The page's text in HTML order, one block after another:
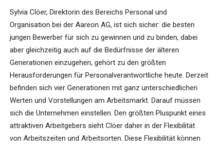
Sylvia Clöer, Direktorin des Bereichs Personal und
Organisation bei der Aareon AG, ist sich sicher: die besten
jungen Bewerber für sich zu gewinnen und zu binden, dabei
aber gleichzeitig auch auf die Bedürfnisse der älteren
Generationen einzugehen, gehört zu den größten
Herausforderungen für Personalverantwortliche heute. Derzeit
befinden sich vier Generationen mit ganz unterschiedlichen
Werten und Vorstellungen am Arbeitsmarkt. Darauf müssen
sich die Unternehmen einstellen. Den größten Pluspunkt eines
attraktiven Arbeitgebers sieht Clöer daher in der Flexibilität
von Arbeitszeiten und Arbeitsorten. Diese Flexibilität können